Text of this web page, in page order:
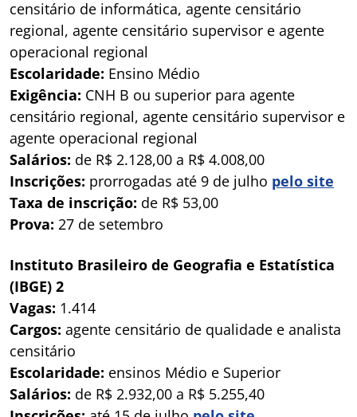
censitário de informática, agente censitário
regional, agente censitário supervisor e agente
operacional regional
Escolaridade: Ensino Médio
Exigência: CNH B ou superior para agente
censitário regional, agente censitário supervisor e
agente operacional regional
Salários: de R$ 2.128,00 a R$ 4.008,00
Inscrições: prorrogadas até 9 de julho pelo site
Taxa de inscrição: de R$ 53,00
Prova: 27 de setembro
Instituto Brasileiro de Geografia e Estatística
(IBGE) 2
Vagas: 1.414
Cargos: agente censitário de qualidade e analista
censitário
Escolaridade: ensinos Médio e Superior
Salários: de R$ 2.932,00 a R$ 5.255,40